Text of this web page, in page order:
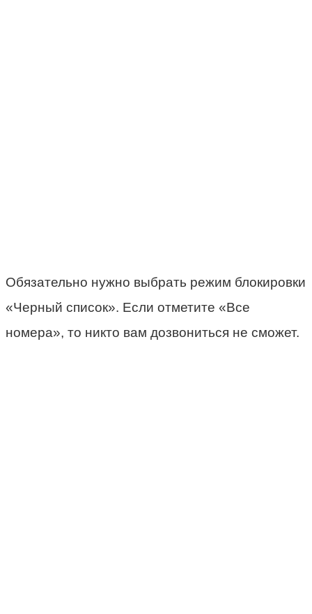
Обязательно нужно выбрать режим блокировки
«Черный список». Если отметите «Все
номера», то никто вам дозвониться не сможет.